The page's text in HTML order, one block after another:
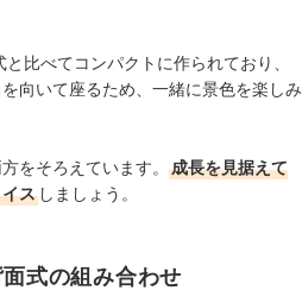
比べてコンパクトに作られており、
向いて座るため、一緒に景色を楽しみ
をそろえています。
成長を見据えて
ス しましょう。
式の組み合わせ